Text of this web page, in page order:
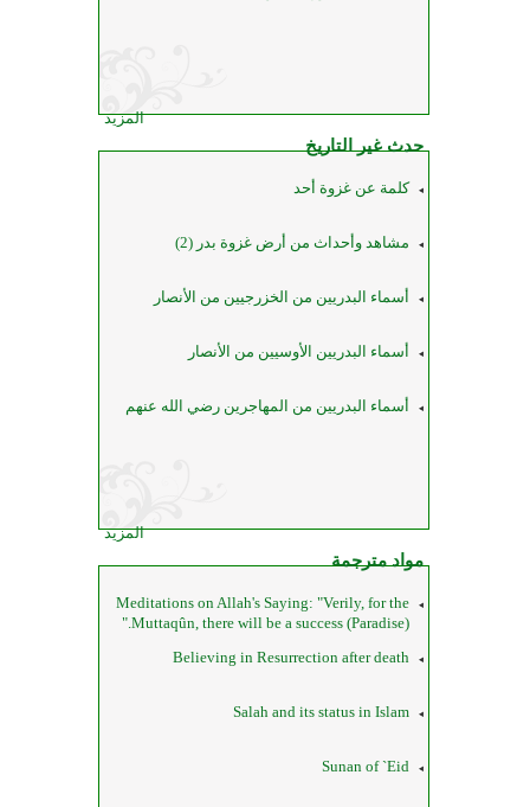
المزيد
حدث غير التاريخ
كلمة عن غزوة أحد
مشاهد وأحداث من أرض غزوة بدر (2)
أسماء البدريين من الخزرجيين من الأنصار
أسماء البدريين الأوسيين من الأنصار
أسماء البدريين من المهاجرين رضي الله عنهم
المزيد
مواد مترجمة
Meditations on Allah's Saying: "Verily, for the
Muttaqûn, there will be a success (Paradise)."
Believing in Resurrection after death
Salah and its status in Islam
Sunan of `Eid